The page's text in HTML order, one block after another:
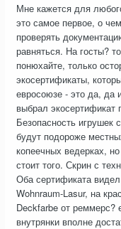
Мне кажется для
это самое первое, о
проверять
равняться. На госты?
понюхайте, только
экосертификаты,
евросоюзе - это да, да
выбрал экосертификат
Безопасность игрушек
будут подороже
копеечных ведерках,
стоит того. Скрин с
Оба сертификата
Wohnraum-Lasur, на
Deckfarbe от реммерс?
внутрянки вполне